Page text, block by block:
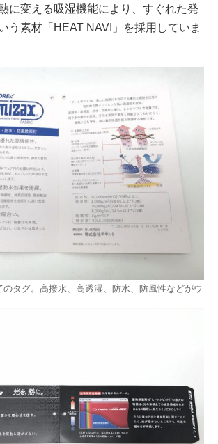
に変える吸湿機能により、すぐれた発
う素材「HEAT NAVI」を採用していま
のタグ。高撥水、高透湿、防水、防風性などがウ